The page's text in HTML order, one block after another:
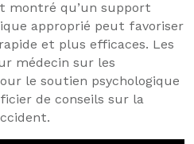
montré qu’un support
approprié peut favoriser
et plus efficaces. Les
médecin sur les
le soutien psychologique
de conseils sur la